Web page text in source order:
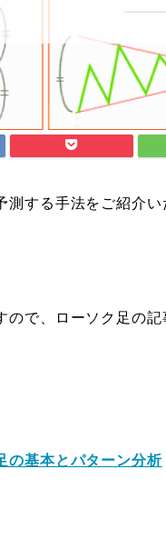
測する手法をご紹介い
で、
ローソク足の
の基本とパターン分析